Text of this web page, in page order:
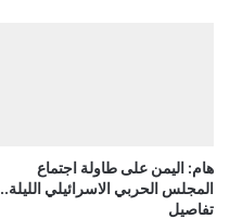
هام: اليمن على طاولة اجتماع
المجلس الحربي الاسرائيلي الليلة..
تفاصيل